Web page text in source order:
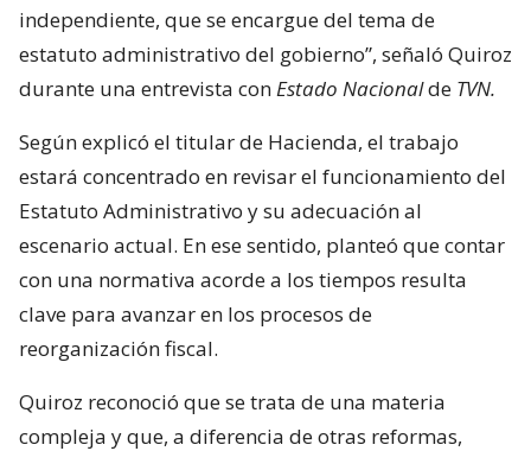
independiente, que se encargue del tema de
estatuto administrativo del gobierno”, señaló Quiroz
durante una entrevista con Estado Nacionalde TVN.
Según explicó el titular de Hacienda, el trabajo
estará concentrado en revisar el funcionamiento del
Estatuto Administrativo y su adecuación al
escenario actual. En ese sentido, planteó que contar
con una normativa acorde a los tiempos resulta
clave para avanzar en los procesos de
reorganización fiscal.
Quiroz reconoció que se trata de una materia
compleja y que, a diferencia de otras reformas,